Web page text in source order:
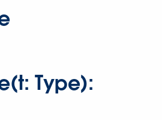
Type):